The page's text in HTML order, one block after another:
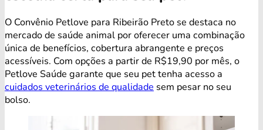
O Convênio Petlove para Ribeirão Preto se destaca no
mercado de saúde animal por oferecer uma combinação
única de benefícios, cobertura abrangente e preços
acessíveis. Com opções a partir de R$19,90 por mês, o
Petlove Saúde garante que seu pet tenha acesso a
cuidados veterinários de qualidade sem pesar no seu
bolso.